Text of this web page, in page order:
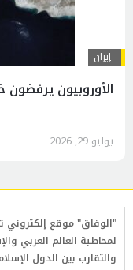
إيران
الأوروبيون
يوليو 29, 2026
"الوفاق" موقع إلكتروني
لمخاطبة العالم العربي
والتقارب بين الدول